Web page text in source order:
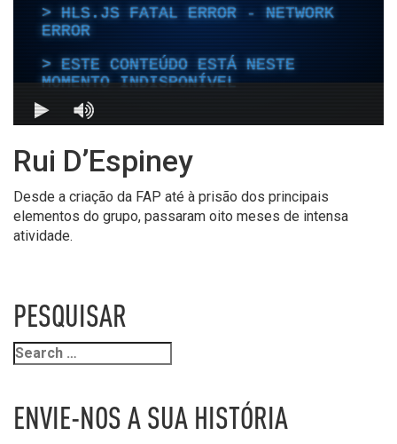
Rui D’Espiney
Desde a criação da FAP até à prisão dos principais
elementos do grupo, passaram oito meses de intensa
atividade.
PESQUISAR
ENVIE-NOS A SUA HISTÓRIA